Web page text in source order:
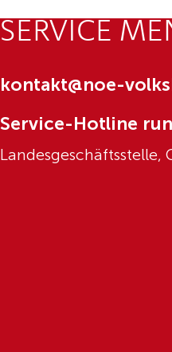
SERVICE
kontakt@noe-
Service-Hotline